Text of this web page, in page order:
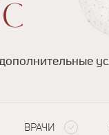
ВРАЧИ